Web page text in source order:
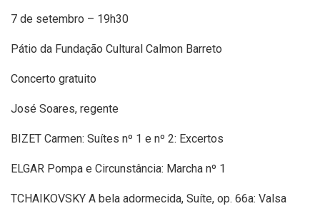
7 de setembro – 19h30
Pátio da Fundação Cultural Calmon Barreto
Concerto gratuito
José Soares, regente
BIZET Carmen: Suítes nº 1 e nº 2: Excertos
ELGAR Pompa e Circunstância: Marcha nº 1
TCHAIKOVSKY A bela adormecida, Suíte, op. 66a: Valsa